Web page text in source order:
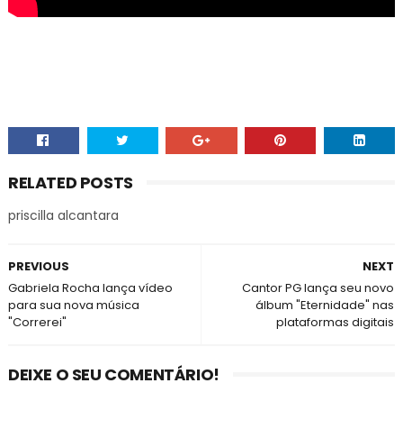
RELATED POSTS
priscilla alcantara
NEXT
Cantor PG lança seu novo
álbum "Eternidade" nas
plataformas digitais
PREVIOUS
Gabriela Rocha lança vídeo
para sua nova música
"Correrei"
DEIXE O SEU COMENTÁRIO!